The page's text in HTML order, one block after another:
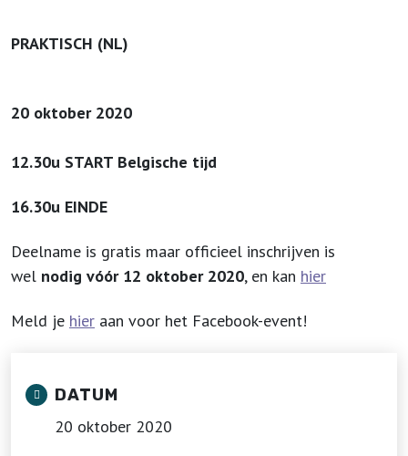
PRAKTISCH (NL)
20 oktober 2020
12.30u START Belgische tijd
16.30u EINDE
Deelname is gratis maar officieel inschrijven is
wel nodig vóór 12 oktober 2020, en kan hier
Meld je hier aan voor het Facebook-event!
DATUM
20 oktober 2020